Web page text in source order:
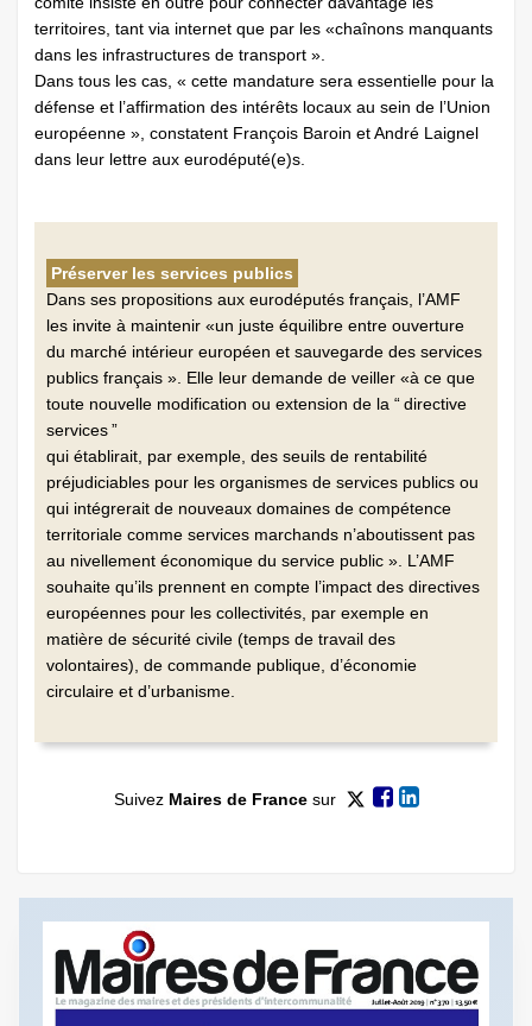
territoires, tant via internet que par les «chaînons manquants
dans les infrastructures de transport ».
Dans tous les cas, « cette mandature sera essentielle pour la
défense et l’affirmation des intérêts locaux au sein de l’Union
européenne », constatent François Baroin et André Laignel
dans leur lettre aux eurodéputé(e)s.
Préserver les services publics
Dans ses propositions aux eurodéputés français, l’AMF
les invite à maintenir «un juste équilibre entre ouverture
du marché intérieur européen et sauvegarde des services
publics français ». Elle leur demande de veiller «à ce que
toute nouvelle modification ou extension de la “ directive
services ”
qui établirait, par exemple, des seuils de rentabilité
préjudiciables pour les organismes de services publics ou
qui ­intégrerait de nouveaux domaines de compétence
territoriale comme services marchands n’aboutissent pas
au nivellement économique du service public ». L’AMF
souhaite qu’ils prennent en compte l’impact des directives
européennes pour les collectivités, par exemple en
matière de sécurité civile (temps de travail des
volontaires), de commande publique, d’économie
circulaire et d’urbanisme.
Suivez Maires de Francesur